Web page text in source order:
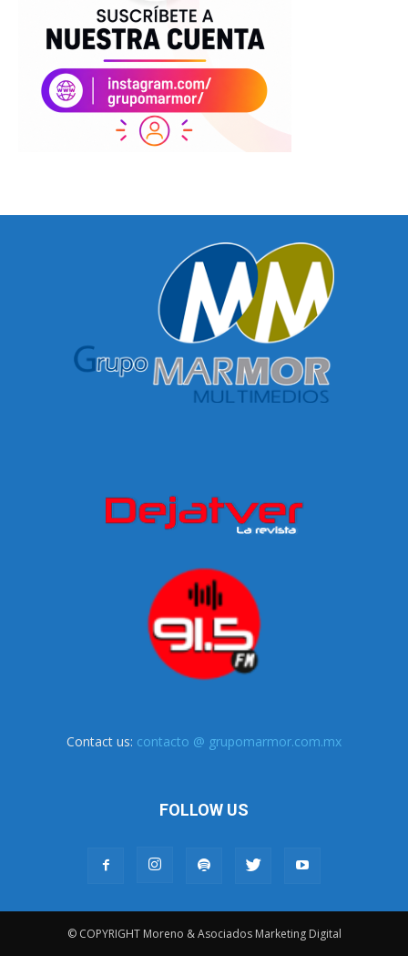
Contact us: contacto @ grupomarmor.com.mx
FOLLOW US
© COPYRIGHT Moreno & Asociados Marketing Digital